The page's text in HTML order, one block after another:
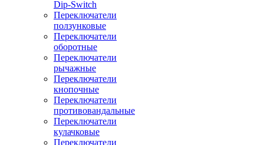
Dip-Switch
Переключатели
ползунковые
Переключатели
оборотные
Переключатели
рычажные
Переключатели
кнопочные
Переключатели
противовандальные
Переключатели
кулачковые
Переключатели